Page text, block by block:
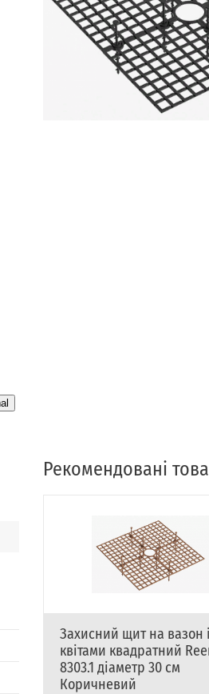
Рекомендовані
Захисний щит на вазон
квітами квадратний
8303.1 діаметр 30 см
Коричневий